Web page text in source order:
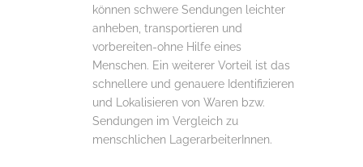
können schwere Sendungen leichter
anheben, transportieren und
vorbereiten-ohne Hilfe eines
Menschen. Ein weiterer Vorteil ist das
schnellere und genauere Identifizieren
und Lokalisieren von Waren bzw.
Sendungen im Vergleich zu
menschlichen LagerarbeiterInnen.